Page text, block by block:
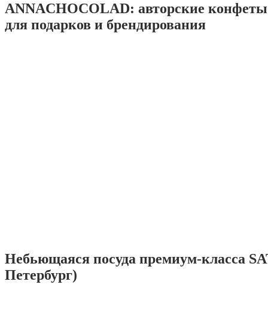
ANNACHOCOLAD: авторские
для подарков и брендирования
Небьющаяся посуда премиум-класса
Петербург)